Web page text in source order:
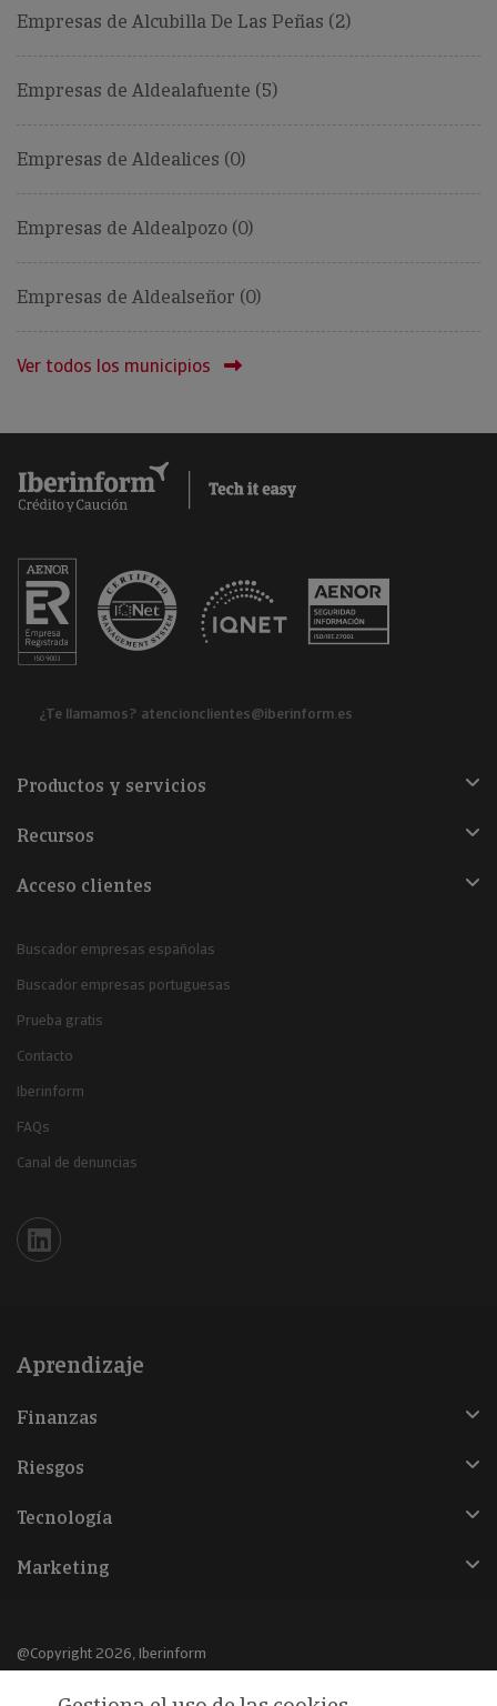
Empresas de Alcubilla De Las Peñas (2)
Empresas de Aldealafuente (5)
Empresas de Aldealices (0)
Empresas de Aldealpozo (0)
Empresas de Aldealseñor (0)
Ver todos los municipios
¿Te llamamos? atencionclientes@iberinform.es
Productos y servicios
Recursos
Acceso clientes
Buscador empresas españolas
Buscador empresas portuguesas
Prueba gratis
Contacto
Iberinform
FAQs
Canal de denuncias
Iberinform en Linkedin
Aprendizaje
Finanzas
Riesgos
Tecnología
Marketing
@Copyright 2026, Iberinform